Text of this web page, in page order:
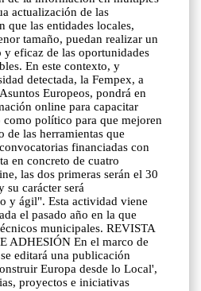
actualización de las
que las entidades locales,
tamaño, puedan realizar un
y eficaz de las oportunidades
En este contexto, y
detectada, la Fempex, a
Europeos, pondrá en
online para capacitar
como político para que mejoren
de las herramientas que
financiadas con
en concreto de cuatro
las dos primeras serán el 30
carácter será
y ágil". Esta actividad viene
el pasado año en la que
municipales. REVISTA
ADHESIÓN En el marco de
editará una publicación
Europa desde lo Local',
proyectos e iniciativas